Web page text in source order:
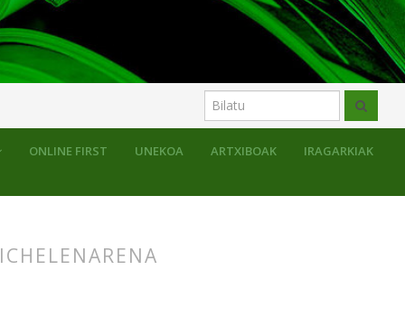
ONLINE FIRST UNEKOA ARTXIBOAK IRAGARKIAK